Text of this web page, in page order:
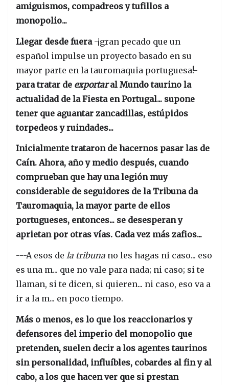
amiguismos, compadreos y tufillos a
monopolio...
Llegar desde fuera-¡gran pecado que un
español impulse un proyecto basado en su
mayor parte en la tauromaquia portuguesa!-
para tratar de exportaral Mundo taurino la
actualidad de la Fiesta en Portugal... supone
tener que aguantar zancadillas, estúpidos
torpedeos y ruindades...
Inicialmente trataron de hacernos pasar las de
Caín. Ahora, año y medio después, cuando
comprueban que hay una legión muy
considerable de seguidores de la Tribuna da
Tauromaquia, la mayor parte de ellos
portugueses, entonces... se desesperan y
aprietan por otras vías. Cada vez más zafios...
---A esos de la tribuna no les hagas ni caso... eso
es una m... que no vale para nada; ni caso; si te
llaman, si te dicen, si quieren... ni caso, eso va a
ir a la m... en poco tiempo.
Más o menos, es lo que los reaccionarios y
defensores del imperio del monopolio que
pretenden, suelen decir a los agentes taurinos
sin personalidad, influíbles, cobardes al fin y al
cabo, a los que hacen ver que si prestan